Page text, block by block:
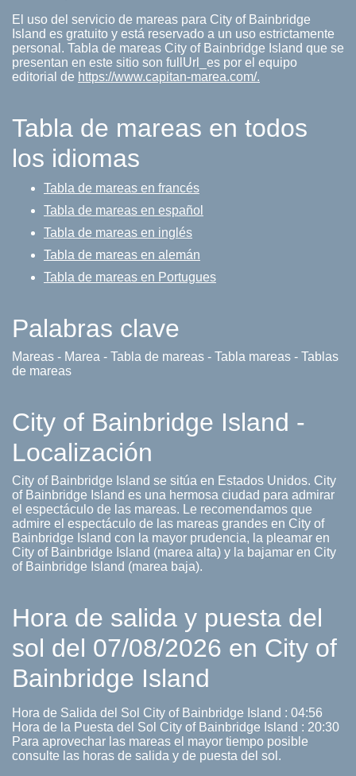
El uso del servicio de mareas para City of Bainbridge
Island es gratuito y está reservado a un uso estrictamente
personal. Tabla de mareas City of Bainbridge Island que se
presentan en este sitio son fullUrl_es por el equipo
editorial de https://www.capitan-marea.com/.
Tabla de mareas en todos
los idiomas
Tabla de mareas en francés
Tabla de mareas en español
Tabla de mareas en inglés
Tabla de mareas en alemán
Tabla de mareas en Portugues
Palabras clave
Mareas - Marea - Tabla de mareas - Tabla mareas - Tablas
de mareas
City of Bainbridge Island -
Localización
City of Bainbridge Island se sitúa en Estados Unidos. City
of Bainbridge Island es una hermosa ciudad para admirar
el espectáculo de las mareas. Le recomendamos que
admire el espectáculo de las mareas grandes en City of
Bainbridge Island con la mayor prudencia, la pleamar en
City of Bainbridge Island (marea alta) y la bajamar en City
of Bainbridge Island (marea baja).
Hora de salida y puesta del
sol del 07/08/2026 en City of
Bainbridge Island
Hora de Salida del Sol City of Bainbridge Island : 04:56
Hora de la Puesta del Sol City of Bainbridge Island : 20:30
Para aprovechar las mareas el mayor tiempo posible
consulte las horas de salida y de puesta del sol.